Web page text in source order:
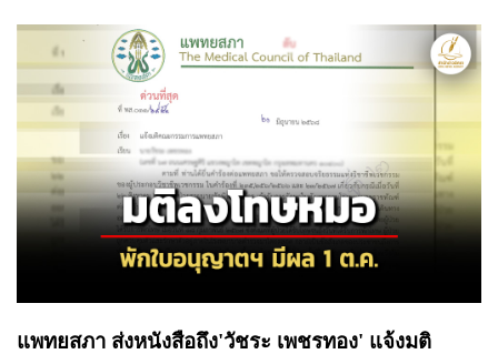
แพทยสภา ส่งหนังสือถึง'วัชระ เพชรทอง' แจ้งมติ